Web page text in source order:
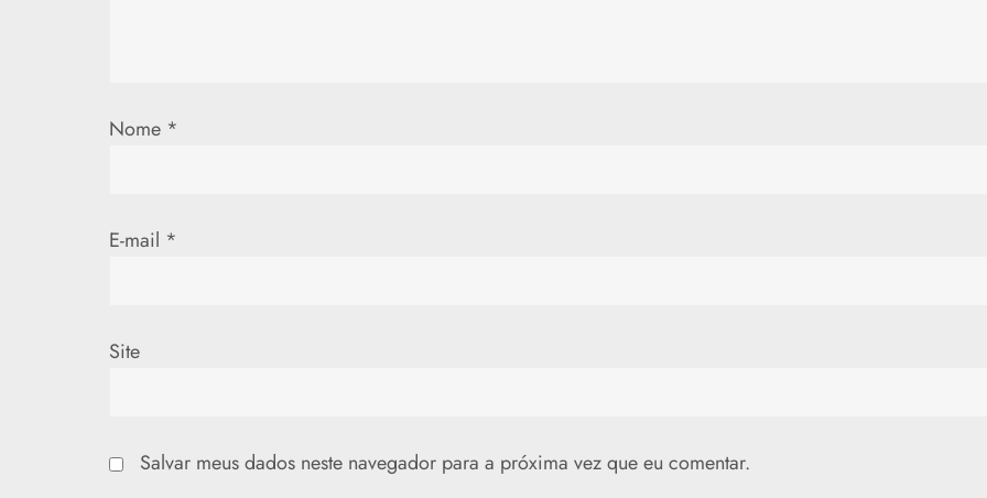
o
t
Nome *
E-mail *
Site
Salvar meus dados neste navegador para a próxima vez que eu comentar.